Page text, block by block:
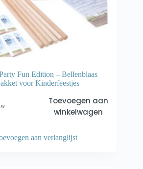
Fun Edition – Bellenblaas
voor Kinderfeestjes
Toevoegen aan
winkelwagen
aan verlanglijst